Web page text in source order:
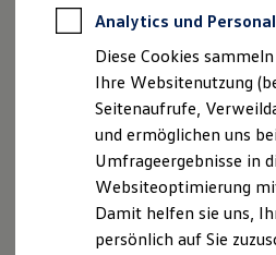
Autokredit mit
Versicherungen und
Kfz-Versicherung
Garantien
Wartungsverträge
Geschäftskunden
Professional Class
Großkunden
Behörden
Direktkunden
Sonderfahrzeuge
, 1 von 2 , 2 von 2
Analytics und
Diese Cookies
Ihre Websitenutzung
Seitenaufrufe,
und ermöglichen uns
Umfrageergebnisse in
Websiteoptimierung
Damit helfen sie uns,
persönlich auf Sie